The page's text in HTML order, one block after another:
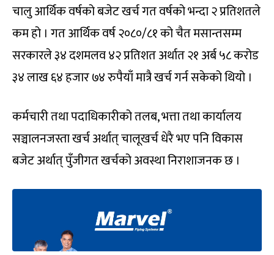
चालु आर्थिक वर्षको बजेट खर्च गत वर्षको भन्दा २ प्रतिशतले
कम हो । गत आर्थिक वर्ष २०८०/८१ को चैत मसान्तसम्म
सरकारले ३४ दशमलव ४२ प्रतिशत अर्थात २१ अर्ब ५८ करोड
३४ लाख ६४ हजार ७४ रुपैयाँ मात्रै खर्च गर्न सकेको थियो ।
कर्मचारी तथा पदाधिकारीको तलब, भत्ता तथा कार्यालय
सञ्चालनजस्ता खर्च अर्थात् चालूखर्च धेरै भए पनि विकास
बजेट अर्थात् पुँजीगत खर्चको अवस्था निराशाजनक छ ।